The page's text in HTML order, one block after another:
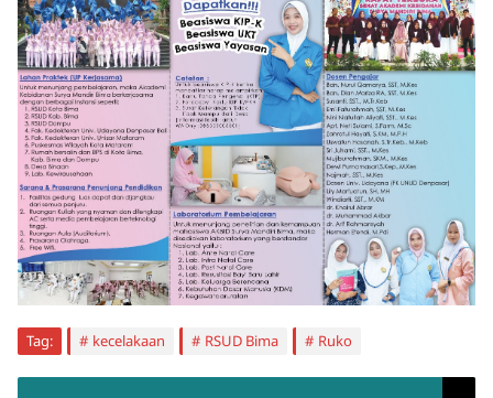
Tag: kecelakaan RSUD Bima Ruko